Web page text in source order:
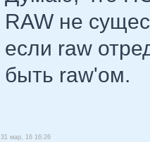
RAW не
если raw
быть raw'ом.
31 мар, 16 16:26